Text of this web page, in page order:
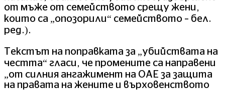
от мъже от семейството срещу жени,
които са „опозорили“ семейството – бел.
ред.).
Текстът на поправката за „убийствата на
честта“ гласи, че промените са направени
„от силния ангажимент на ОАЕ за защита
на правата на жените и върховенството